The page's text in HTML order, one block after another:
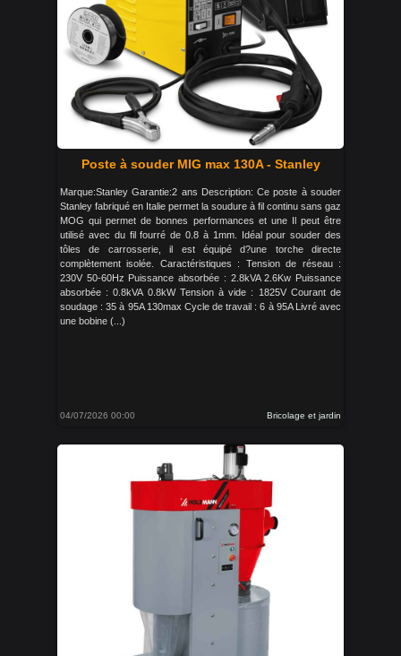
Poste à souder MIG max 130A - Stanley
Marque:Stanley Garantie:2 ans Description: Ce poste à souder
Stanley fabriqué en Italie permet la soudure à fil continu sans gaz
MOG qui permet de bonnes performances et une Il peut être
utilisé avec du fil fourré de 0.8 à 1mm. Idéal pour souder des
tôles de carrosserie, il est équipé d?une torche directe
complètement isolée. Caractéristiques : Tension de réseau :
230V 50-60Hz Puissance absorbée : 2.8kVA 2.6Kw Puissance
absorbée : 0.8kVA 0.8kW Tension à vide : 1825V Courant de
soudage : 35 à 95A 130max Cycle de travail : 6 à 95A Livré avec
une bobine (...)
04/07/2026 00:00 Bricolage et jardin